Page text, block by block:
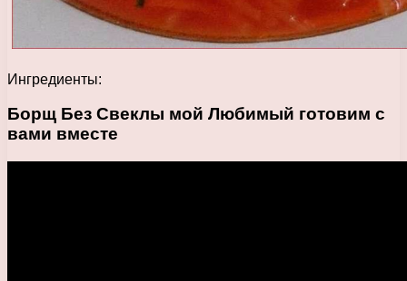
Ингредиенты:
Борщ Без Свеклы мой Любимый готовим с
вами вместе